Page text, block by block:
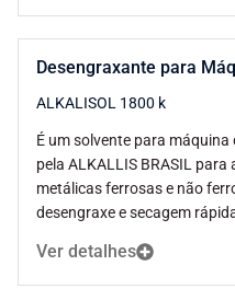
Desengraxante para
ALKALISOL 1800 k
É um solvente para
pela ALKALLIS BRASIL
metálicas ferrosas e não
desengraxe e secagem
Ver detalhes